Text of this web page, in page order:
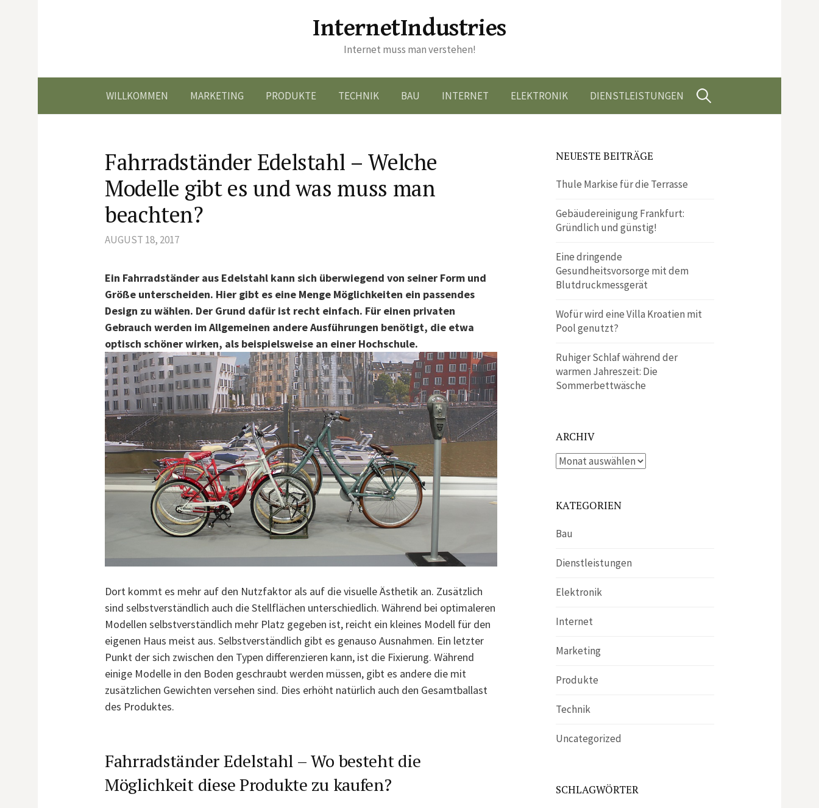
InternetIndustries
Internet muss man verstehen!
WILLKOMMEN MARKETING PRODUKTE TECHNIK BAU INTERNET ELEKTRONIK DIENSTLEISTUNGEN Suchen
Fahrradständer Edelstahl – Welche
Modelle gibt es und was muss man
beachten?
AUGUST 18, 2017
Ein Fahrradständer aus Edelstahl kann sich überwiegend von seiner Form und
Größe unterscheiden. Hier gibt es eine Menge Möglichkeiten ein passendes
Design zu wählen. Der Grund dafür ist recht einfach. Für einen privaten
Gebrauch werden im Allgemeinen andere Ausführungen benötigt, die etwa
optisch schöner wirken, als beispielsweise an einer Hochschule.
Dort kommt es mehr auf den Nutzfaktor als auf die visuelle Ästhetik an. Zusätzlich
sind selbstverständlich auch die Stellflächen unterschiedlich. Während bei optimaleren
Modellen selbstverständlich mehr Platz gegeben ist, reicht ein kleines Modell für den
eigenen Haus meist aus. Selbstverständlich gibt es genauso Ausnahmen. Ein letzter
Punkt der sich zwischen den Typen differenzieren kann, ist die Fixierung. Während
einige Modelle in den Boden geschraubt werden müssen, gibt es andere die mit
zusätzlichen Gewichten versehen sind. Dies erhöht natürlich auch den Gesamtballast
des Produktes.
Fahrradständer Edelstahl – Wo besteht die
Möglichkeit diese Produkte zu kaufen?
NEUESTE BEITRÄGE
Thule Markise für die Terrasse
Gebäudereinigung Frankfurt:
Gründlich und günstig!
Eine dringende
Gesundheitsvorsorge mit dem
Blutdruckmessgerät
Wofür wird eine Villa Kroatien mit
Pool genutzt?
Ruhiger Schlaf während der
warmen Jahreszeit: Die
Sommerbettwäsche
ARCHIV
Archiv
KATEGORIEN
Bau
Dienstleistungen
Elektronik
Internet
Marketing
Produkte
Technik
Uncategorized
SCHLAGWÖRTER